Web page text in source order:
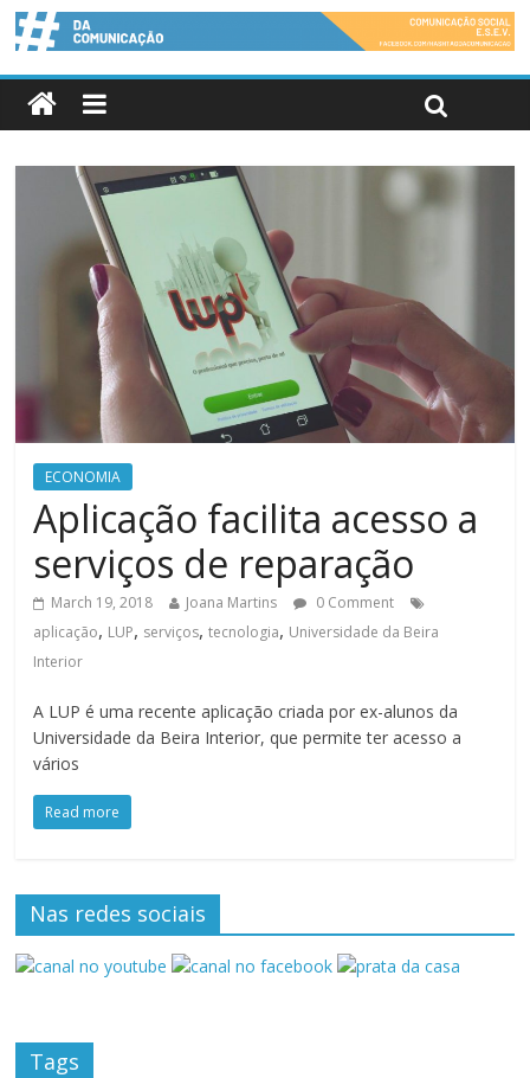
ECONOMIA
Aplicação facilita acesso a
serviços de reparação
March 19, 2018 Joana Martins
0 Comment
aplicação, LUP, serviços,tecnologia, Universidade da Beira
Interior
A LUP é uma recente aplicação criada por ex-alunos da
Universidade da Beira Interior, que permite ter acesso a
vários
Read more
Nas redes sociais
Tags